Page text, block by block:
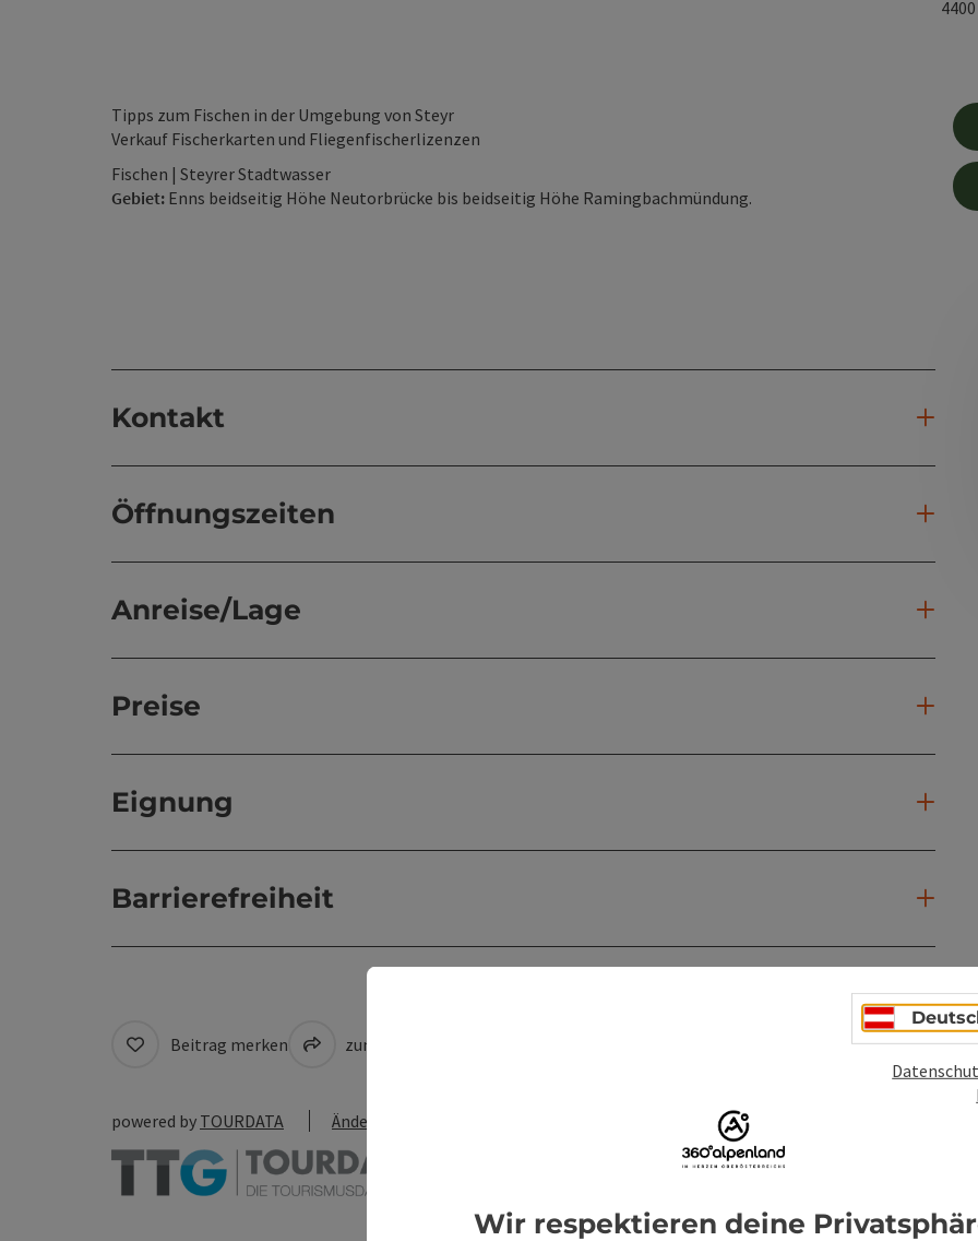
4400
Tipps zum Fischen in der Umgebung von Steyr
Verkauf Fischerkarten und Fliegenfischerlizenzen
Fischen | Steyrer Stadtwasser
Gebiet: Enns beidseitig Höhe Neutorbrücke bis beidseitig Höhe Ramingbachmündung.
Kontakt
Öffnungszeiten
Anreise/Lage
Preise
Eignung
Barrierefreiheit
Beitrag merken zum Merkzettel In der Nähe
powered by TOURDATA Änderung vorschlagen
Wir respektieren deine